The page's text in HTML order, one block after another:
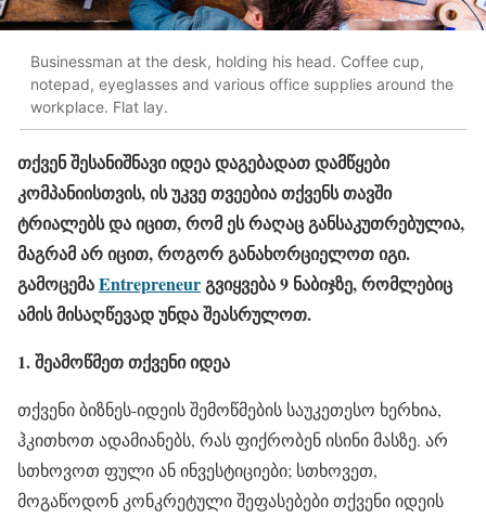
Businessman at the desk, holding his head. Coffee cup,
notepad, eyeglasses and various office supplies around the
workplace. Flat lay.
თქვენ შესანიშნავი იდეა დაგებადათ დამწყები
კომპანიისთვის, ის უკვე თვეებია თქვენს თავში
ტრიალებს და იცით, რომ ეს რაღაც განსაკუთრებულია,
მაგრამ არ იცით, როგორ განახორციელოთ იგი.
გამოცემაEntrepreneurგვიყვება 9 ნაბიჯზე, რომლებიც
ამის მისაღწევად უნდა შეასრულოთ.
1. შეამოწმეთ თქვენი იდეა
თქვენი ბიზნეს-იდეის შემოწმების საუკეთესო ხერხია,
ჰკითხოთ ადამიანებს, რას ფიქრობენ ისინი მასზე. არ
სთხოვოთ ფული ან ინვესტიციები; სთხოვეთ,
მოგაწოდონ კონკრეტული შეფასებები თქვენი იდეის